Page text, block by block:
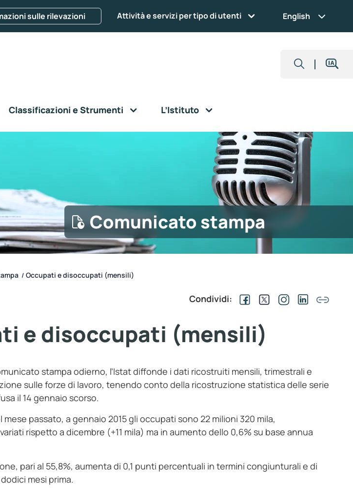
sulle rilevazioni Attività e servizi per tipo di utenti English
Classificazioni e Strumenti L’Istituto
Comunicato stampa
/ Occupati e disoccupati (mensili)
Condividi:
e disoccupati (mensili)
stampa odierno, l’Istat diffonde i dati ricostruiti mensili, trimestrali e
sulle forze di lavoro, tenendo conto della ricostruzione statistica delle serie
il 14 gennaio scorso.
mese passato, a gennaio 2015 gli occupati sono 22 milioni 320 mila,
rispetto a dicembre (+11 mila) ma in aumento dello 0,6% su base annua
pari al 55,8%, aumenta di 0,1 punti percentuali in termini congiunturali e di
mesi prima.